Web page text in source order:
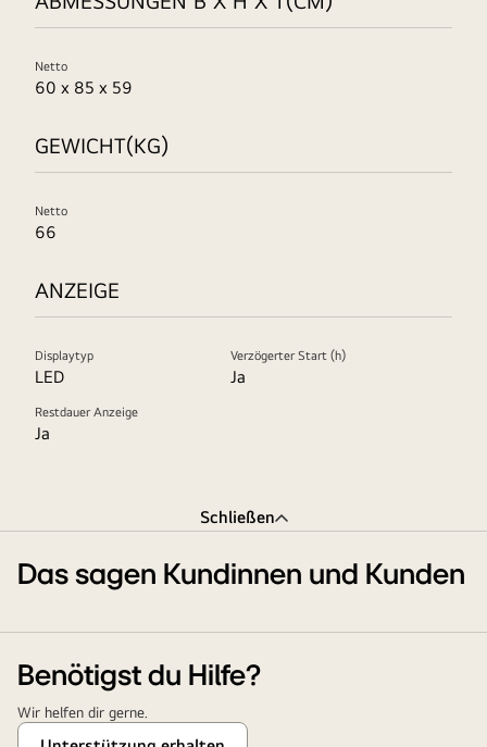
Netto
60 x 85 x 59
GEWICHT(KG)
Netto
66
ANZEIGE
Displaytyp
LED
Verzögerter Start (h)
Ja
Restdauer Anzeige
Ja
Schließen
Das sagen Kundinnen und Kunden
Benötigst du Hilfe?
Wir helfen dir gerne.